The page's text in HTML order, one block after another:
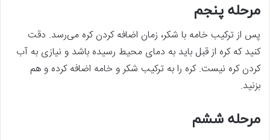
مرحله پنجم
پس از ترکیب خامه با شکر، زمان اضافه کردن کره می‌رسد. دقت
کنید که کره از قبل باید به دمای محیط رسیده باشد و نیازی به آب
کردن کره نیست. کره را به ترکیب شکر و خامه اضافه کرده و هم
بزنید.
مرحله ششم